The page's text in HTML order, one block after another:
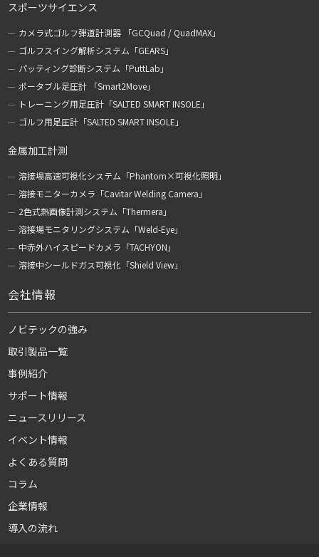
スポーツサイエンス
カメラ式ゴルフ弾道計測器 「GCQuad / QuadMAX」
ゴルフスイング解析システム「GEARS」
パッティング診断システム「PuttLab」
ポータブル足圧計 「Smart2Move」
トレーニング用足圧計「SALTED SMART INSOLE」
ゴルフ用足圧計「SALTED SMART INSOLE」
金属加工計測
溶接場高速可視化システム「Phantom×可視化照明」
溶接モニターカメラ「Cavitar Welding Camera」
2色式熱画像計測システム「Thermera」
溶接場モニタリングシステム「Weld-Eye」
中赤外ハイスピードカメラ「TACHYON」
溶接中シールドガス可視化「Shield View」
会社情報
ノビテックの強み
取引製品一覧
事例紹介
サポート情報
ニュースリリース
イベント情報
よくある質問
コラム
企業情報
導入の流れ